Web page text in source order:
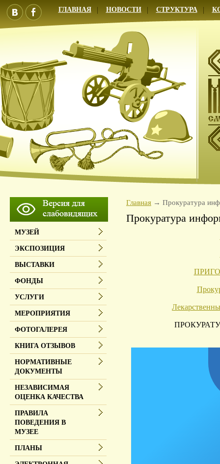
ГЛАВНАЯ НОВОСТИ СТРУКТУРА
Главная Прокуратура
Прокуратура
МУЗЕЙ
ЭКСПОЗИЦИЯ
ВЫСТАВКИ
ФОНДЫ
УСЛУГИ
МЕРОПРИЯТИЯ
ФОТОГАЛЕРЕЯ
КНИГА ОТЗЫВОВ
НОРМАТИВНЫЕ
ДОКУМЕНТЫ
НЕЗАВИСИМАЯ
ОЦЕНКА КАЧЕСТВА
ПРАВИЛА
ПОВЕДЕНИЯ В
МУЗЕЕ
ПЛАНЫ